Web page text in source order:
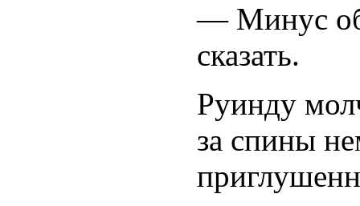
— Минус
сказать.
Руинду
за спины